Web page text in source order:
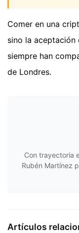
Comer en una
sino la
siempre han
de Londres.
Con trayectoria
Rubén Martínez
Artículos